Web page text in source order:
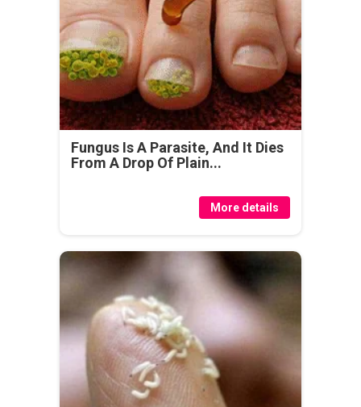
Fungus Is A Parasite, And It Dies
From A Drop Of Plain...
More details